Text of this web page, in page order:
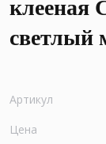
клееная
светлый
Артикул
Цена